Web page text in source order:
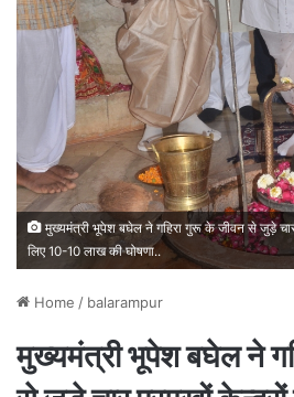
मुख्यमंत्री भूपेश बघेल ने गहिरा गुरू के जीवन से जुड़े
लिए 10-10 लाख की घोषणा..
Home / balarampur
मुख्यमंत्री भूपेश बघेल ने